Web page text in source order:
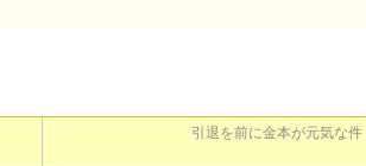
引退を前に金本が元気な件